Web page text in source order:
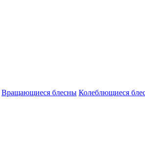
Вращающиеся блесны Колеблющиеся